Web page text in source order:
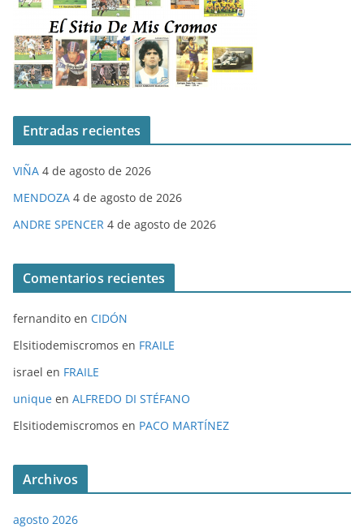
Entradas recientes
VIÑA 4 de agosto de 2026
MENDOZA 4 de agosto de 2026
ANDRE SPENCER 4 de agosto de 2026
Comentarios recientes
fernandito en CIDÓN
Elsitiodemiscromos en FRAILE
israel en FRAILE
unique en ALFREDO DI STÉFANO
Elsitiodemiscromos en PACO MARTÍNEZ
Archivos
agosto 2026